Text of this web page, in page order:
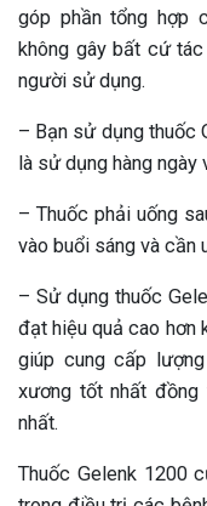
góp phần tổng hợp
không gây bất cứ
người sử dụng.
– Bạn sử dụng thuốc
là sử dụng hàng
– Thuốc phải uống
vào buổi sáng và cần
– Sử dụng thuốc
đạt hiệu quả cao hơn
giúp cung cấp
xương tốt nhất
nhất.
Thuốc Gelenk 1200